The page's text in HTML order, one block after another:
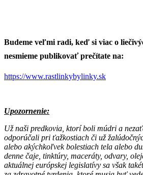
Budeme veľmi radi, keď si viac o
nesmieme publikovať prečítate na:
https://www.rastlinkybylinky.sk
Upozornenie:
Už naši predkovia, ktorí boli múdri a
odporúčali pri ťažkostiach či už
alebo akýchkoľvek bolestiach tela alebo
denne čaje, tinktúry, maceráty, odvary,
aktuálnej európskej legislatívy sa však